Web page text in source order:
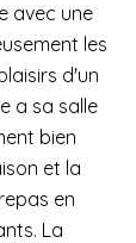
avec une
les
d'un
a sa salle
bien
et la
en
La